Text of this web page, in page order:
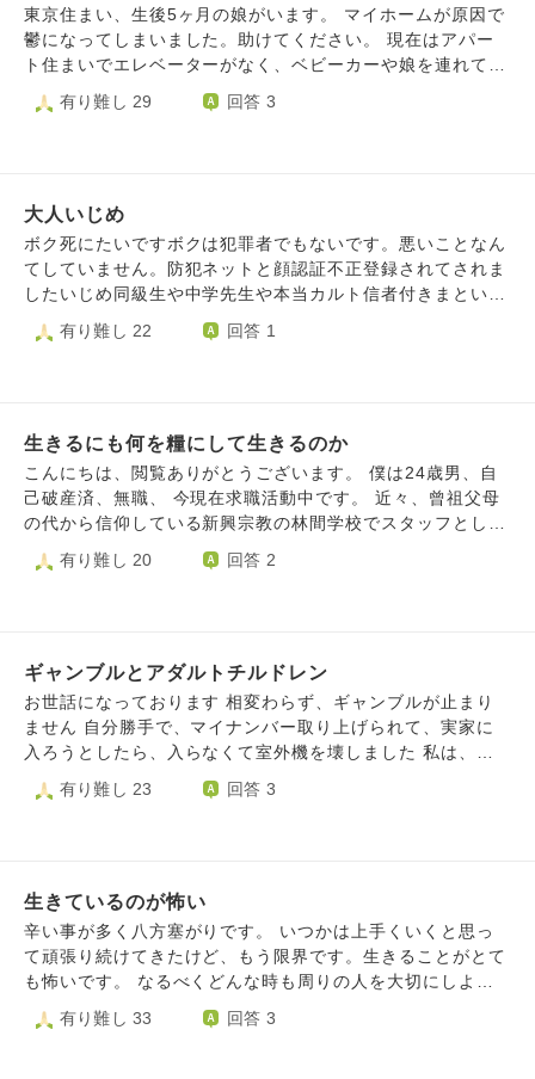
けです。 実際、南京で食料を配布していた事もあり、治安
が回復すると人が戻ってきて人口が増えてますよね？ で
も、誰も聞いてくれない、いつまでもいつまでも、日本人は
ない日本人が敵でしかない。 イランの方がよっぽどましで
東京住まい、生後5ヶ月の娘がいます。 マイホームが原因で
鬱になってしまいました。助けてください。 現在はアパー
ト住まいでエレベーターがなく、ベビーカーや娘を連れての
階段の登り降りが危険ということで生後2ヶ月の時に物件を1
5軒ほど見ました。 新築戸建てと中古マンションを見たので
を支払いました。今思えば、そんなに急かされるなんて怪し
い、産後の寝不足の私でなければ絶対止めていたと思いま
す。 しかし、なんとなく嫌な予感がするなと思いながらも
娘のお世話に追われて時が流れ、土地の引渡しが終わり、娘
くないと思うような条件が次々と出て来て、全く眠れず、鬱
売ろうにも貸そうにも難しいような悪条件です。ただ、契約
書や図面には明記されているので訴えることもできません。
夫はまったく読まずに買うことを決めました。 あの日に戻
れたらと何百回も考えています。 産後すぐ物件巡りなんて
産屋の友人に相談すればよかった。産後じゃなければ、いつ
あんな場所に土地を買って家を建てられるだけいいじゃない
か、こんなことで鬱になるなんて離婚されるぞと罵倒され、
関係が悪化しました。義理の両親とも同じ理由で関係が悪く
なりました。 誰も気持ちをわかってくれません。 夫とは何
度も喧嘩し、ただもう住むしかないので夫はあっけらかんと
しています。 私がローンを組んで家を買い直すのも考えま
ので離婚は考えていません。離婚したいという方が簡単でし
たが…。
有り難し 29 回答 3
大人いじめ
ボク死にたいですボクは犯罪者でもないです。悪いことなん
てしていません。防犯ネットと顔認証不正登録されてされま
したいじめ同級生や中学先生や本当カルト信者付きまとい受
けたのに悪人でっちられました。専門家ネットさいと運送土
建屋ゴミ収集配達回送バス頻度する嫌がらせうけても加害者
民や祭り関係者やレます。病院関係者ヤレマシタ都島神社や
玉造稲荷神社祭り過剰嫌がらせうけました地元姫路村八分嫌
がらせ証拠あります。中学安田一輝やきたがわやかないかり
やさかいや高校先生へゆ高校同級生や中学柴崎安田嶋田嫌が
た精神科や利用している福祉加害者でありグルです。差別扱
も、攻める防犯加害者友達目撃されています。金山邦彦氏裏
金事実加害者じはくしなきそのためでふ
有り難し 22 回答 1
生きるにも何を糧にして生きるのか
こんにちは、閲覧ありがとうございます。 僕は24歳男、自
己破産済、無職、 今現在求職活動中です。 近々、曾祖父母
の代から信仰している新興宗教の林間学校でスタッフとして
参加する予定なのですが、往復の交通費もなくとりあえず仕
事が見つかってちゃんとした生活が整うまで1.2ヶ月ほど活
す。 海が好きで時々海を見に行くのですが、いつも通る橋
から何回も飛び降りようか考えてしまいます。 年齢関係な
く周りの方を見るといつも、みんなちゃんと辛くても学校を
卒業して働いて生きてるのかなって考えたりしています。
と思っているのですが、最後にもしちがう道はあるのかお聞
有り難し 20 回答 2
ギャンブルとアダルトチルドレン
お世話になっております 相変わらず、ギャンブルが止まり
ません 自分勝手で、マイナンバー取り上げられて、実家に
入ろうとしたら、入らなくて室外機を壊しました 私は、怒
ると止められない性格です。幼少期にたくさん怒られ、怒ろ
うとすると、正論で止められることが多かったです。 そし
も解約しました。お金もない。もう終わりです。 もう、終
わってもええでしょうか？ すいません、こんな内容で
有り難し 23 回答 3
生きているのが怖い
辛い事が多く八方塞がりです。 いつかは上手くいくと思っ
て頑張り続けてきたけど、もう限界です。生きることがとて
も怖いです。 なるべくどんな時も周りの人を大切にしよう
と思ってきたけど、今は誰からも必要とされない気がしてし
まい、心が荒んでいます。 母が毒親で、妄想、暴言が酷か
有り難し 33 回答 3